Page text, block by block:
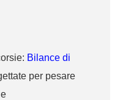
Bilance di
per pesare